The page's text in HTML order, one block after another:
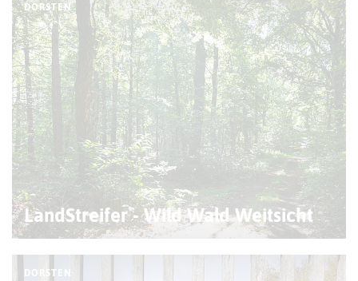
DORSTEN
LandStreifer - Wild Wald Weitsicht
DORSTEN